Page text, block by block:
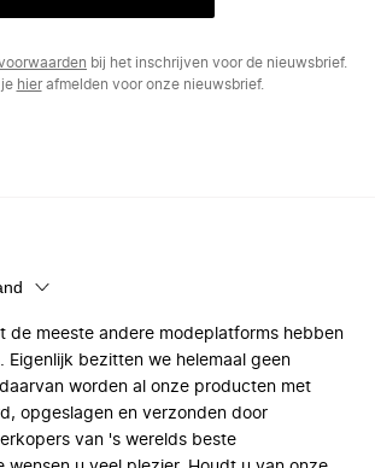
bij het inschrijven voor de nieuwsbrief.
hierafmelden voor onze nieuwsbrief.
de meeste andere modeplatforms hebben
Eigenlijk bezitten we helemaal geen
worden al onze producten met
opgeslagen en verzonden door
van 's werelds beste